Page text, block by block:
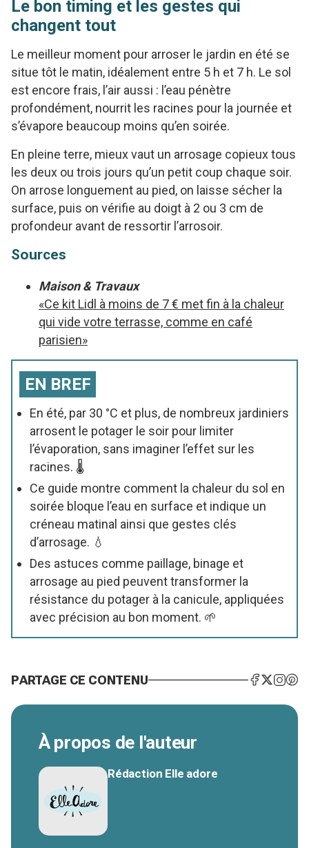
Le bon timing et les gestes qui
changent tout
Le meilleur moment pour arroser le jardin en été se
situe tôt le matin, idéalement entre 5 h et 7 h. Le sol
est encore frais, l’air aussi : l’eau pénètre
profondément, nourrit les racines pour la journée et
s’évapore beaucoup moins qu’en soirée.
En pleine terre, mieux vaut un arrosage copieux tous
les deux ou trois jours qu’un petit coup chaque soir.
On arrose longuement au pied, on laisse sécher la
surface, puis on vérifie au doigt à 2 ou 3 cm de
profondeur avant de ressortir l’arrosoir.
Sources
Maison & Travaux
«Ce kit Lidl à moins de 7 € met fin à la chaleur
qui vide votre terrasse, comme en café
parisien»
EN BREF
En été, par 30 °C et plus, de nombreux jardiniers
arrosent le potager le soir pour limiter
l’évaporation, sans imaginer l’effet sur les
racines. 🌡️
Ce guide montre comment la chaleur du sol en
soirée bloque l’eau en surface et indique un
créneau matinal ainsi que gestes clés
d’arrosage. 💧
Des astuces comme paillage, binage et
arrosage au pied peuvent transformer la
résistance du potager à la canicule, appliquées
avec précision au bon moment. 🌱
PARTAGE CE CONTENU
À propos de l'auteur
Rédaction Elle adore